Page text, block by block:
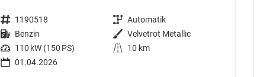
Fahrzeugnummer 1190518 Getriebe Automatik
Kraftstoff Benzin Außenfarbe Velvetrot Metallic
Leistung 110 kW (150 PS) Kilometerstand
10 km
01.04.2026